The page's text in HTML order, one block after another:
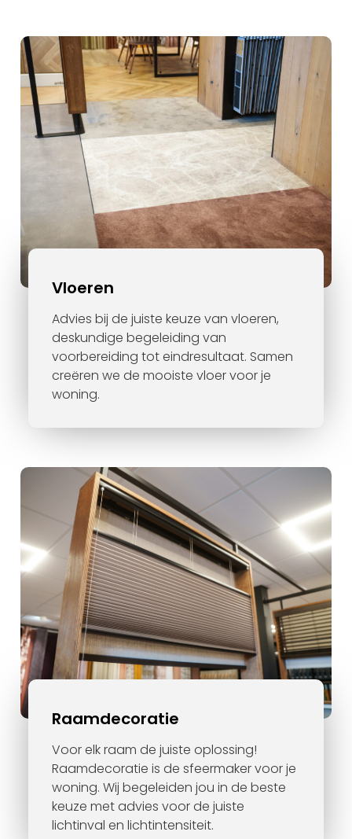
Vloeren
Advies bij de juiste keuze van vloeren,
deskundige begeleiding van
voorbereiding tot eindresultaat. Samen
creëren we de mooiste vloer voor je
woning.
Raamdecoratie
Voor elk raam de juiste oplossing!
Raamdecoratie is de sfeermaker voor je
woning. Wij begeleiden jou in de beste
keuze met advies voor de juiste
lichtinval en lichtintensiteit.